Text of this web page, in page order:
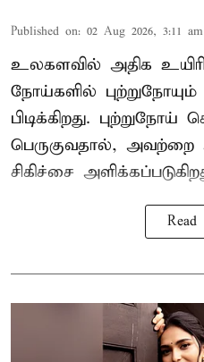
Published on: 02 Aug 2026, 3:11 am
உலகளவில் அதிக
நோய்களில்
பிடிக்கிறது. புற்றுநோய்
பெருகுவதால், அவற்றை
சிகிச்சை
Read